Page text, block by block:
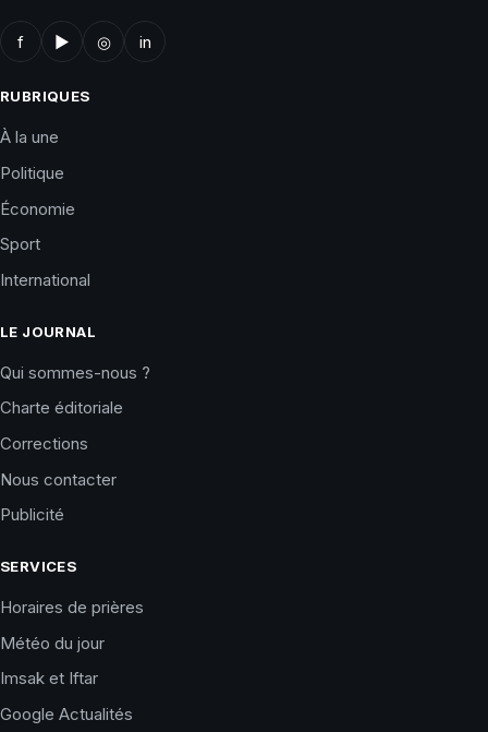
f ▶ ◎ in
RUBRIQUES
À la une
Politique
Économie
Sport
International
LE JOURNAL
Qui sommes-nous ?
Charte éditoriale
Corrections
Nous contacter
Publicité
SERVICES
Horaires de prières
Météo du jour
Imsak et Iftar
Google Actualités